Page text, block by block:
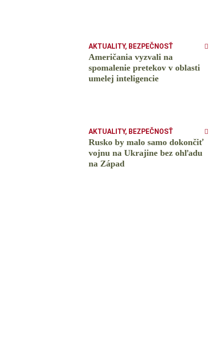
AKTUALITY, BEZPEČNOSŤ
Američania vyzvali na
spomalenie pretekov v oblasti
umelej inteligencie
AKTUALITY, BEZPEČNOSŤ
Rusko by malo samo dokončiť
vojnu na Ukrajine bez ohľadu
na Západ